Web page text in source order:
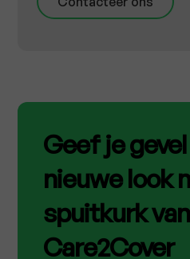
Geef je
nieuwe look
spuitkurk van
Care2Cover